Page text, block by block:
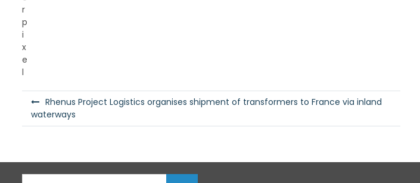
r
Rhenus Project Logistics organises shipment of transformers to France via inland
waterways